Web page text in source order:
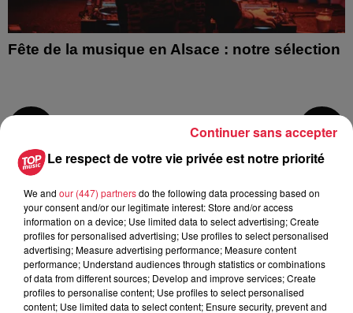
Fête de la musique en Alsace : notre sélection
9 10 11 12
Le respect de votre vie privée est notre priorité
We and our (447) partnersdo the following data processing based on
your consent and/or our legitimate interest: Store and/or access
information on a device; Use limited data to select advertising; Create
profiles for personalised advertising; Use profiles to select personalised
advertising; Measure advertising performance; Measure content
performance; Understand audiences through statistics or combinations
of data from different sources; Develop and improve services; Create
profiles to personalise content; Use profiles to select personalised
content; Use limited data to select content; Ensure security, prevent and
Continuer sans accepter